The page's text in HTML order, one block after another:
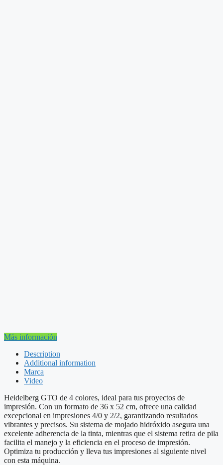
Más información
Description
Additional information
Marca
Video
Heidelberg GTO de 4 colores, ideal para tus proyectos de
impresión. Con un formato de 36 x 52 cm, ofrece una calidad
excepcional en impresiones 4/0 y 2/2, garantizando resultados
vibrantes y precisos. Su sistema de mojado hidróxido asegura una
excelente adherencia de la tinta, mientras que el sistema retira de pila
facilita el manejo y la eficiencia en el proceso de impresión.
Optimiza tu producción y lleva tus impresiones al siguiente nivel
con esta máquina.